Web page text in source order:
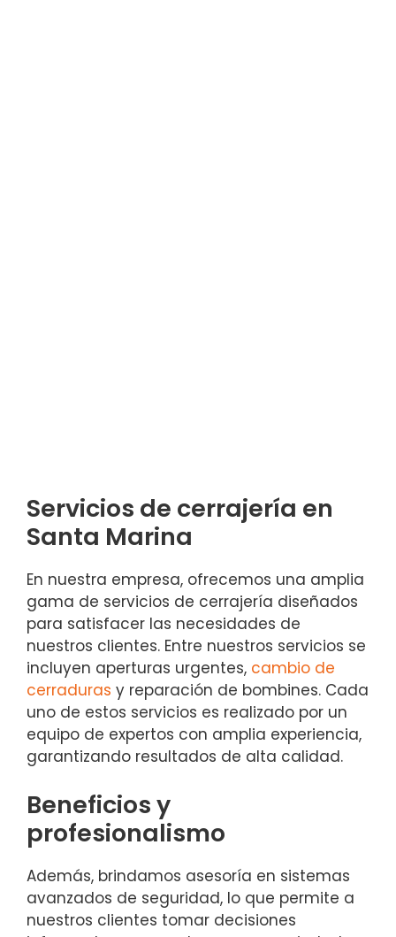
Servicios de cerrajería en
Santa Marina
En nuestra empresa, ofrecemos una amplia
gama de servicios de cerrajería diseñados
para satisfacer las necesidades de
nuestros clientes. Entre nuestros servicios se
incluyen aperturas urgentes, cambio de
cerraduras y reparación de bombines. Cada
uno de estos servicios es realizado por un
equipo de expertos con amplia experiencia,
garantizando resultados de alta calidad.
Beneficios y
profesionalismo
Además, brindamos asesoría en sistemas
avanzados de seguridad, lo que permite a
nuestros clientes tomar decisiones